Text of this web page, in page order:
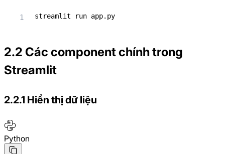
streamlit run app.py
2.2 Các component chính trong
Streamlit
2.2.1 Hiển thị dữ liệu
Python